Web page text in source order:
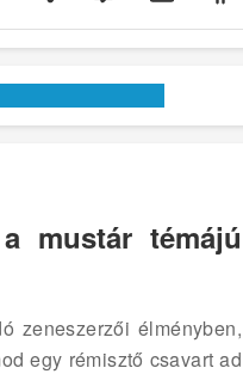
mustár témájú
zeneszerzői élményben,
egy rémisztő csavart ad